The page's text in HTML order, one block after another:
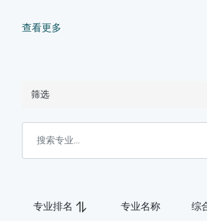
查看更多
筛选
专业排名 专业名称 综